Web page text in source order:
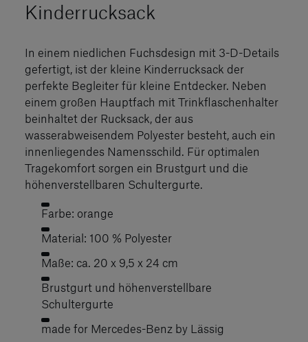
Kinderrucksack
In einem niedlichen Fuchsdesign mit 3-D-Details
gefertigt, ist der kleine Kinderrucksack der
perfekte Begleiter für kleine Entdecker. Neben
einem großen Hauptfach mit Trinkflaschenhalter
beinhaltet der Rucksack, der aus
wasserabweisendem Polyester besteht, auch ein
innenliegendes Namensschild. Für optimalen
Tragekomfort sorgen ein Brustgurt und die
höhenverstellbaren Schultergurte.
Farbe: orange
Material: 100 % Polyester
Maße: ca. 20 x 9,5 x 24 cm
Brustgurt und höhenverstellbare
Schultergurte
made for Mercedes-Benz by Lässig